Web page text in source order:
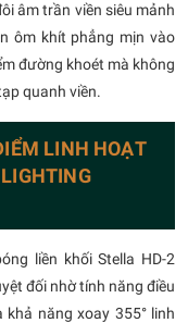
âm trần viền siêu mảnh
ôm khít phẳng mịn vào
đường khoét mà không
quanh viền.
LINH HOẠT
liền khối Stella HD-2
đối nhờ tính năng điều
năng xoay 355° linh